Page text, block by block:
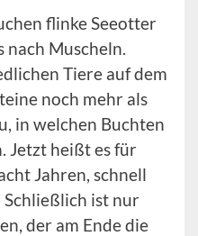
flinke Seeotter
nach Muscheln.
Tiere auf dem
noch mehr als
in welchen Buchten
Jetzt heißt es für
Jahren, schnell
Schließlich ist nur
der am Ende die